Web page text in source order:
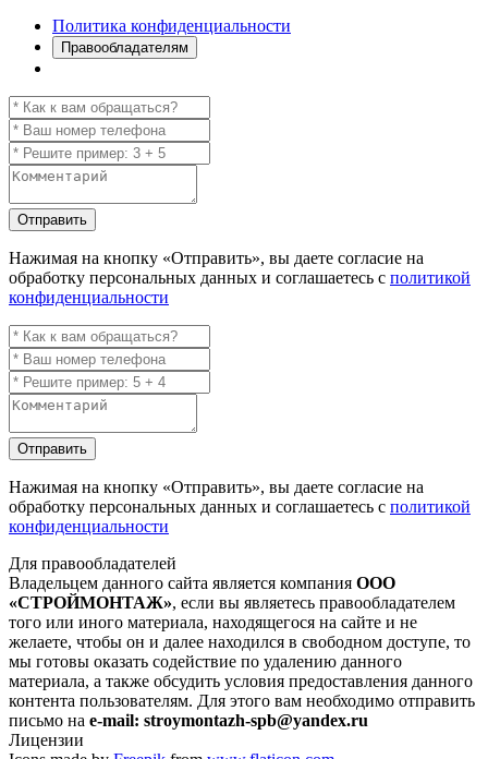
Политика конфиденциальности
Правообладателям
Отправить
Нажимая на кнопку «Отправить», вы даете согласие на
обработку персональных данных и соглашаетесь с политикой
конфиденциальности
Отправить
Нажимая на кнопку «Отправить», вы даете согласие на
обработку персональных данных и соглашаетесь с политикой
конфиденциальности
Для правообладателей
Владельцем данного сайта является компания ООО
«СТРОЙМОНТАЖ», если вы являетесь правообладателем
того или иного материала, находящегося на сайте и не
желаете, чтобы он и далее находился в свободном доступе, то
мы готовы оказать содействие по удалению данного
материала, а также обсудить условия предоставления данного
контента пользователям. Для этого вам необходимо отправить
письмо на e-mail: stroymontazh-spb@yandex.ru
Лицензии